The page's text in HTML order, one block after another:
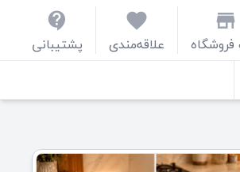
store
favorite
علاقه‌مندی
contact_support
پشتیبانی